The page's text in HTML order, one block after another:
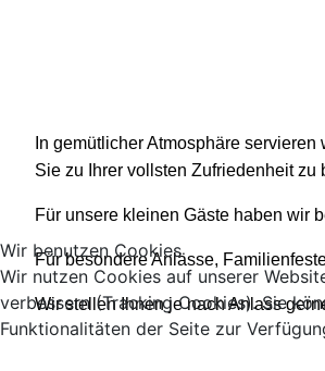
In gemütlicher Atmosphäre
Sie zu Ihrer vollsten Zufriedenheit zu
Für unsere kleinen Gäste haben wir
Für besondere Anlässe,
Wir stellen Ihnen je nach Anlass
Wir benutzen Cookies
Wir nutzen Cookies auf unserer
verbessern (Tracking Cookies). Sie
Funktionalitäten der Seite zur